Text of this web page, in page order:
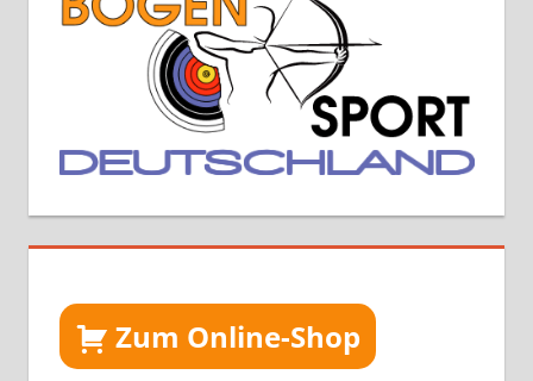
Zum Online-Shop